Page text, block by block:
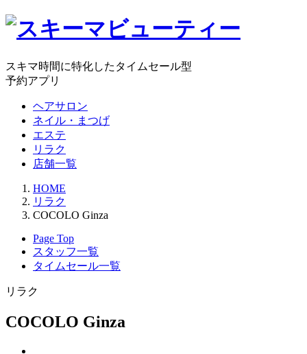
スキマ時間に特化したタイムセール型
予約アプリ
ヘアサロン
ネイル・まつげ
エステ
リラク
店舗一覧
HOME
リラク
COCOLO Ginza
Page Top
スタッフ一覧
タイムセール一覧
リラク
COCOLO Ginza